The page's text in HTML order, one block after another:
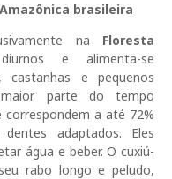
brasileira
na Floresta
e alimenta-se
e pequenos
parte do tempo
a até 72%
adaptados. Eles
água e beber. O cuxiú-
rabo longo e peludo,